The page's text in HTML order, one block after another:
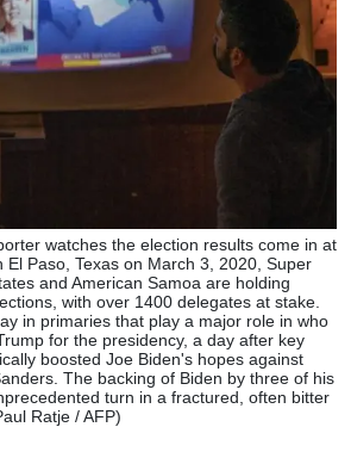
watches the election results come in at
El Paso, Texas on March 3, 2020, Super
and American Samoa are holding
with over 1400 delegates at stake.
in primaries that play a major role in who
for the presidency, a day after key
boosted Joe Biden's hopes against
The backing of Biden by three of his
turn in a fractured, often bitter
Ratje / AFP)